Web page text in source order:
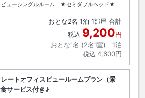
ビューシングルルーム ★セミダブルベッド★
おとな2名 1泊 1部屋 合計
税込 9,200円
おとな1名 (2名1室)｜ 1泊
税込 4,600円
ートオフィスビュールームプラン（景
サービス付き♪